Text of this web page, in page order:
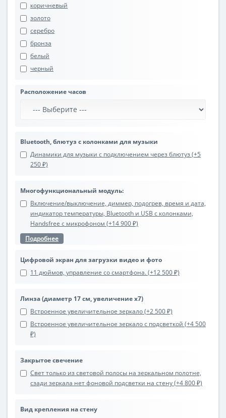
коричневый
золото
серебро
бронза
белый
черный
Расположение часов
Bluetooth, блютуз с колонками для музыки
Динамики для музыки с подключением через блютуз (+5
250 ₽)
Многофункциональный модуль:
Включение/выключение, диммер, подогрев, время и дата,
индикатор температуры, Bluetooth и USB с колонками,
Handsfree с микрофоном (+14 900 ₽)
Подробнее
Цифровой экран для загрузки видео и фото
11 дюймов, управление со смартфона. (+12 500 ₽)
Линза (диаметр 17 см, увеличение х7)
Встроенное увеличительное зеркало (+2 500 ₽)
Встроенное увеличительное зеркало с подсветкой (+4 500
₽)
Закрытое свечение
Свет только из световой полосы на зеркальном полотне,
сзади зеркала нет фоновой подсветки на стену (+4 800 ₽)
Вид крепления на стену